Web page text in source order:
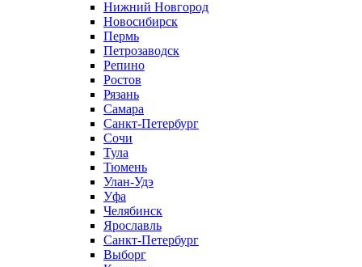
Нижний Новгород
Новосибирск
Пермь
Петрозаводск
Репино
Ростов
Рязань
Самара
Санкт-Петербург
Сочи
Тула
Тюмень
Улан-Удэ
Уфа
Челябинск
Ярославль
Санкт-Петербург
Выборг